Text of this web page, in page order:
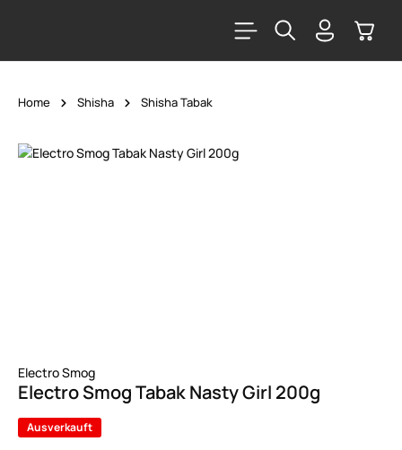
Home Shisha Shisha Tabak
Bildergalerie überspringen
Electro Smog
Electro Smog Tabak Nasty Girl 200g
Ausverkauft